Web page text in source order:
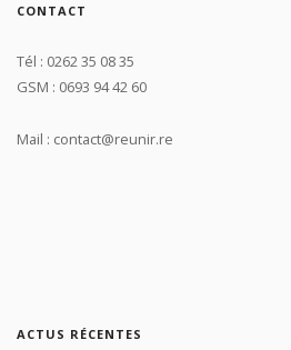
CONTACT
Tél : 0262 35 08 35
GSM : 0693 94 42 60
Mail : contact@reunir.re
ACTUS RÉCENTES